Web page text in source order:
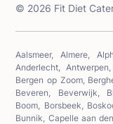
© 2026 Fit Diet
Aalsmeer, Almere,
Anderlecht,
Bergen op Zoom,
Beveren, Beverwijk,
Boom, Borsbeek,
Bunnik, Capelle aan